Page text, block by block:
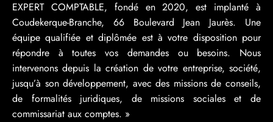
EXPERT COMPTABLE, fondé en 2020, est implanté à
Coudekerque-Branche, 66 Boulevard Jean Jaurès. Une
équipe qualifiée et diplômée est à votre disposition pour
répondre à toutes vos demandes ou besoins. Nous
intervenons depuis la création de votre entreprise, société,
jusqu’à son développement, avec des missions de conseils,
de formalités juridiques, de missions sociales et de
commissariat aux comptes. »